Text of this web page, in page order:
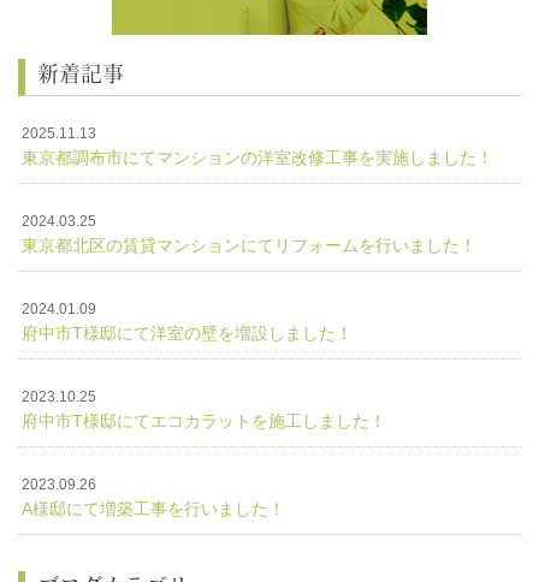
新着記事
2025.11.13
東京都調布市にてマンションの洋室改修工事を実施しました！
2024.03.25
東京都北区の賃貸マンションにてリフォームを行いました！
2024.01.09
府中市T様邸にて洋室の壁を増設しました！
2023.10.25
府中市T様邸にてエコカラットを施工しました！
2023.09.26
A様邸にて増築工事を行いました！